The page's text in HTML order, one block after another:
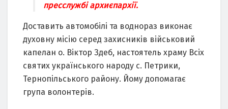
пресслужбі архиєпархії.
Доставить автомобілі та воднораз виконає
духовну місію серед захисників військовий
капелан о. Віктор Здеб, настоятель храму Всіх
святих українського народу с. Петрики,
Тернопільського району. Йому допомагає
група волонтерів.